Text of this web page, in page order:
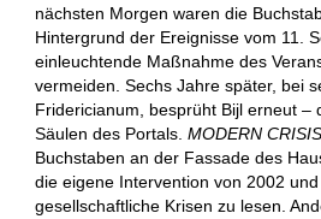
nächsten Morgen waren die
Hintergrund der Ereignisse vom 11.
einleuchtende Maßnahme des
vermeiden. Sechs Jahre später, bei
Fridericianum, besprüht Bijl erneut –
Säulen des Portals. MODERN CRISIS
Buchstaben an der Fassade des
die eigene Intervention von 2002
gesellschaftliche Krisen zu lesen.